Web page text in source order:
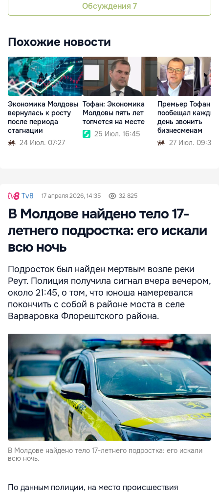
Обсуждения 7
Похожие новости
Экономика Молдовы
вернулась к росту
после периода
стагнации
24 Июл. 07:27
Тофан: Экономика
Молдовы пять лет
топчется на месте
25 Июл. 16:45
Премьер Тофан
пообещал каждый
день звонить
бизнесменам
27 Июл. 09:33
Tv8 17 апреля 2026, 14:35 32 825
В Молдове найдено тело 17-
летнего подростка: его искали
всю ночь
Подросток был найден мертвым возле реки
Реут. Полиция получила сигнал вчера вечером,
около 21:45, о том, что юноша намеревался
покончить с собой в районе моста в селе
Варваровка Флорештского района.
В Молдове найдено тело 17-летнего подростка: его искали
всю ночь.
По данным полиции, на место происшествия